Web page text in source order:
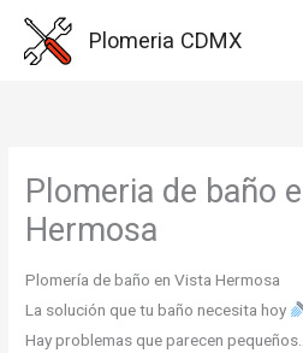
Plomeria CDMX
Plomeria de baño
Hermosa
Plomería de baño en Vista Hermosa
La solución que tu baño necesita hoy
Hay problemas que parecen